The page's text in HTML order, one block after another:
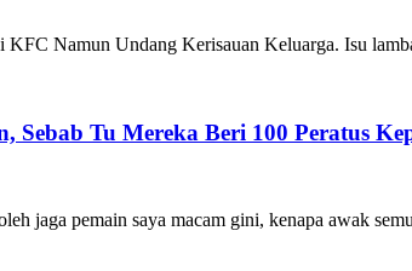
Namun Undang Kerisauan Keluarga. Isu
Sebab Tu Mereka Beri 100 Peratus
jaga pemain saya macam gini, kenapa awak